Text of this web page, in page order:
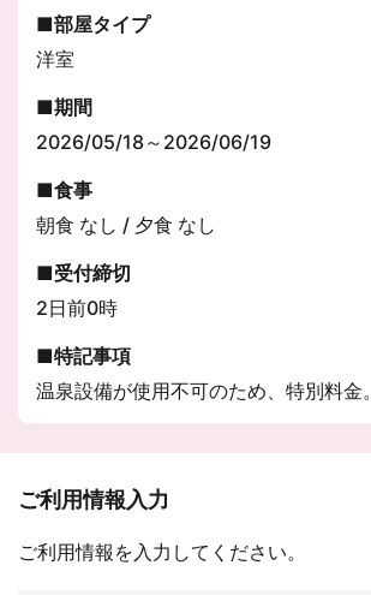
部屋タイプ
洋室
期間
2026/05/18～2026/06/19
食事
朝食 なし / 夕食 なし
受付締切
2日前0時
特記事項
温泉設備が使用不可のため、特別料金。
ご利用情報入力
ご利用情報を入力してください。